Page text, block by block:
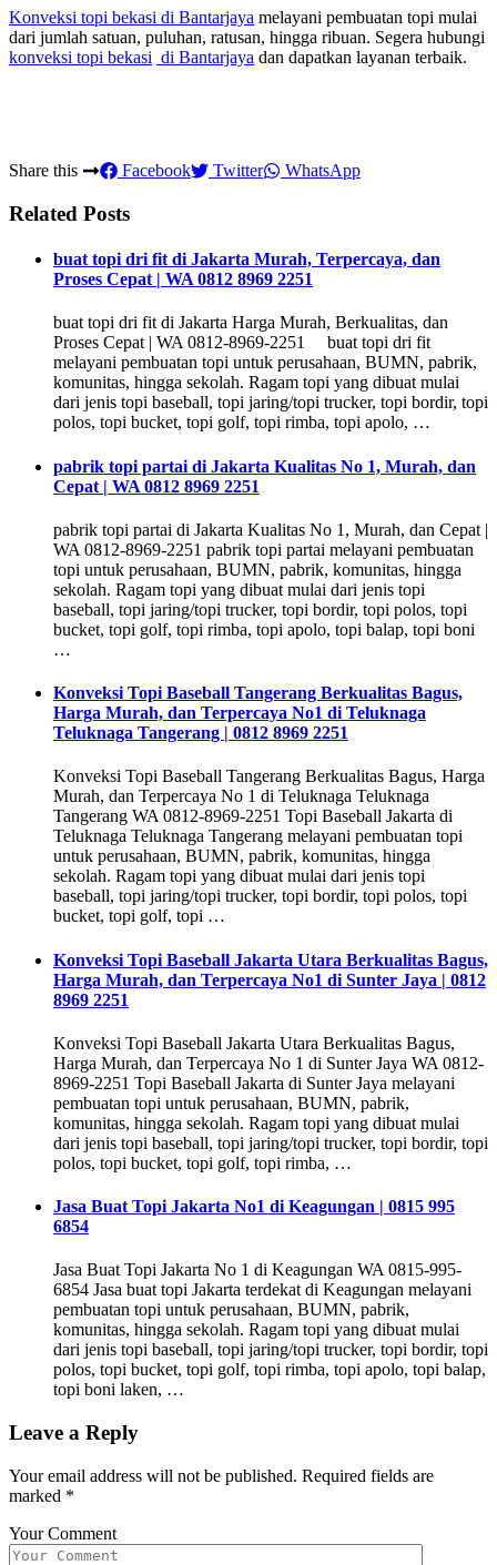
Konveksi topi bekasi di Bantarjaya melayani pembuatan topi mulai
dari jumlah satuan, puluhan, ratusan, hingga ribuan. Segera hubungi
konveksi topi bekasi di Bantarjaya dan dapatkan layanan terbaik.
Share this Facebook Twitter WhatsApp
Related Posts
buat topi dri fit di Jakarta Murah, Terpercaya, dan
Proses Cepat | WA 0812 8969 2251
buat topi dri fit di Jakarta Harga Murah, Berkualitas, dan
Proses Cepat | WA 0812-8969-2251 buat topi dri fit
melayani pembuatan topi untuk perusahaan, BUMN, pabrik,
komunitas, hingga sekolah. Ragam topi yang dibuat mulai
dari jenis topi baseball, topi jaring/topi trucker, topi bordir, topi
polos, topi bucket, topi golf, topi rimba, topi apolo, …
pabrik topi partai di Jakarta Kualitas No 1, Murah, dan
Cepat | WA 0812 8969 2251
pabrik topi partai di Jakarta Kualitas No 1, Murah, dan Cepat |
WA 0812-8969-2251 pabrik topi partai melayani pembuatan
topi untuk perusahaan, BUMN, pabrik, komunitas, hingga
sekolah. Ragam topi yang dibuat mulai dari jenis topi
baseball, topi jaring/topi trucker, topi bordir, topi polos, topi
bucket, topi golf, topi rimba, topi apolo, topi balap, topi boni
…
Konveksi Topi Baseball Tangerang Berkualitas Bagus,
Harga Murah, dan Terpercaya No1 di Teluknaga
Teluknaga Tangerang | 0812 8969 2251
Konveksi Topi Baseball Tangerang Berkualitas Bagus, Harga
Murah, dan Terpercaya No 1 di Teluknaga Teluknaga
Tangerang WA 0812-8969-2251 Topi Baseball Jakarta di
Teluknaga Teluknaga Tangerang melayani pembuatan topi
untuk perusahaan, BUMN, pabrik, komunitas, hingga
sekolah. Ragam topi yang dibuat mulai dari jenis topi
baseball, topi jaring/topi trucker, topi bordir, topi polos, topi
bucket, topi golf, topi …
Konveksi Topi Baseball Jakarta Utara Berkualitas Bagus,
Harga Murah, dan Terpercaya No1 di Sunter Jaya | 0812
8969 2251
Konveksi Topi Baseball Jakarta Utara Berkualitas Bagus,
Harga Murah, dan Terpercaya No 1 di Sunter Jaya WA 0812-
8969-2251 Topi Baseball Jakarta di Sunter Jaya melayani
pembuatan topi untuk perusahaan, BUMN, pabrik,
komunitas, hingga sekolah. Ragam topi yang dibuat mulai
dari jenis topi baseball, topi jaring/topi trucker, topi bordir, topi
polos, topi bucket, topi golf, topi rimba, …
Jasa Buat Topi Jakarta No1 di Keagungan | 0815 995
6854
Jasa Buat Topi Jakarta No 1 di Keagungan WA 0815-995-
6854 Jasa buat topi Jakarta terdekat di Keagungan melayani
pembuatan topi untuk perusahaan, BUMN, pabrik,
komunitas, hingga sekolah. Ragam topi yang dibuat mulai
dari jenis topi baseball, topi jaring/topi trucker, topi bordir, topi
polos, topi bucket, topi golf, topi rimba, topi apolo, topi balap,
topi boni laken, …
Leave a Reply
Your email address will not be published. Required fields are
marked *
Your Comment